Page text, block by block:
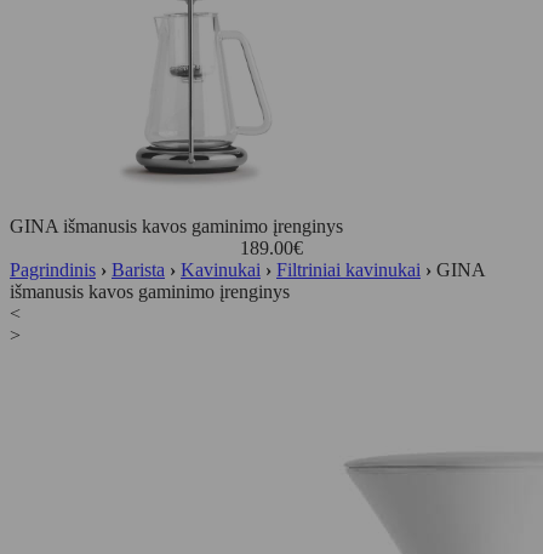
GINA išmanusis kavos gaminimo įrenginys
189.00€
Pagrindinis › Barista › Kavinukai › Filtriniai kavinukai › GINA
išmanusis kavos gaminimo įrenginys
<
>